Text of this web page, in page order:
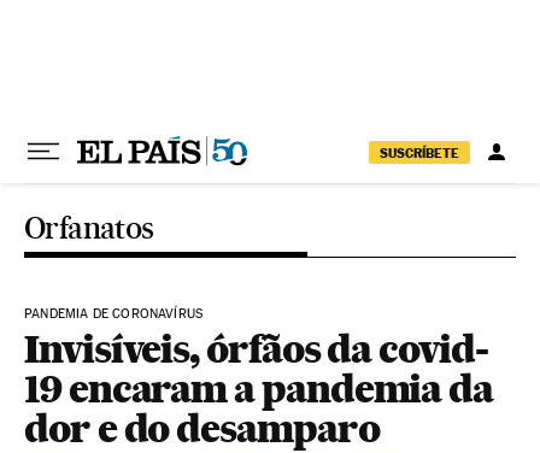
SUSCRÍBETE
Orfanatos
PANDEMIA DE CORONAVÍRUS
Invisíveis, órfãos da covid-
19 encaram a pandemia da
dor e do desamparo